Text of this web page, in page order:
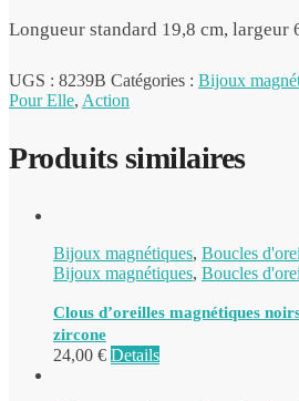
Longueur standard 19,8 cm, largeur
UGS : 8239B Catégories : Bijoux
Pour Elle, Action
Produits similaires
Bijoux magnétiques, Boucles
Bijoux magnétiques, Boucles
Clous d’oreilles magnétiques
zircone
24,00 € Details